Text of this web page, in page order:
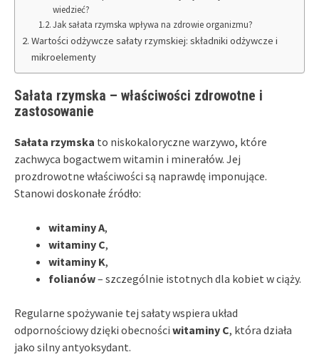
wiedzieć?
Jak sałata rzymska wpływa na zdrowie organizmu?
Wartości odżywcze sałaty rzymskiej: składniki odżywcze i
mikroelementy
Sałata rzymska – właściwości zdrowotne i
zastosowanie
Sałata rzymska to niskokaloryczne warzywo, które
zachwyca bogactwem witamin i minerałów. Jej
prozdrowotne właściwości są naprawdę imponujące.
Stanowi doskonałe źródło:
witaminy A,
witaminy C,
witaminy K,
folianów– szczególnie istotnych dla kobiet w ciąży.
Regularne spożywanie tej sałaty wspiera układ
odpornościowy dzięki obecności witaminy C, która działa
jako silny antyoksydant.